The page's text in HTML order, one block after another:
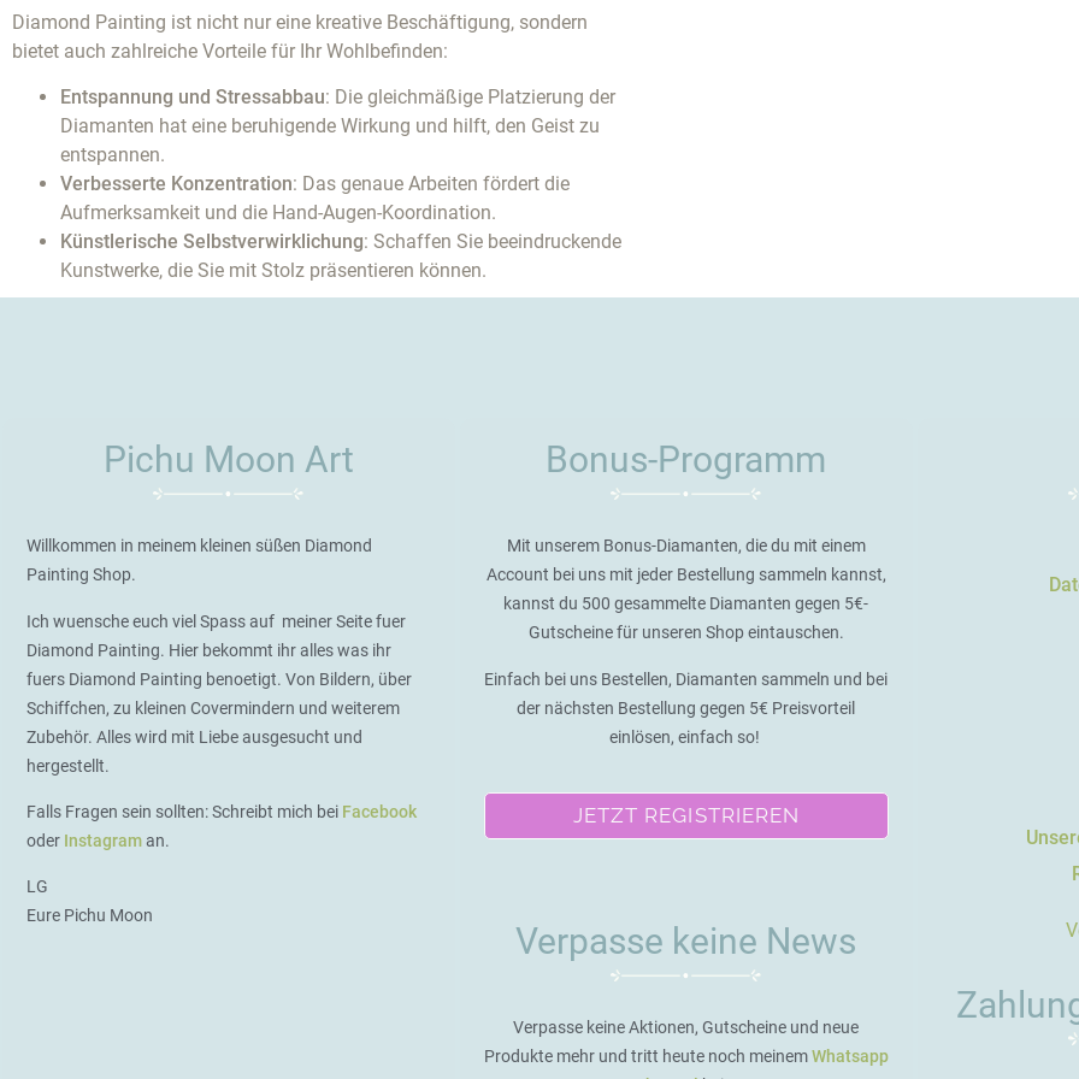
Diamond Painting ist nicht nur eine kreative Beschäftigung, sondern
bietet auch zahlreiche Vorteile für Ihr Wohlbefinden:
Entspannung und Stressabbau: Die gleichmäßige Platzierung der
Diamanten hat eine beruhigende Wirkung und hilft, den Geist zu
entspannen.
Verbesserte Konzentration: Das genaue Arbeiten fördert die
Aufmerksamkeit und die Hand-Augen-Koordination.
Künstlerische Selbstverwirklichung: Schaffen Sie beeindruckende
Kunstwerke, die Sie mit Stolz präsentieren können.
Pichu Moon Art
Willkommen in meinem kleinen süßen Diamond
Painting Shop.
Ich wuensche euch viel Spass auf meiner Seite fuer
Diamond Painting. Hier bekommt ihr alles was ihr
fuers Diamond Painting benoetigt. Von Bildern, über
Schiffchen, zu kleinen Covermindern und weiterem
Zubehör. Alles wird mit Liebe ausgesucht und
hergestellt.
Falls Fragen sein sollten: Schreibt mich bei Facebook
oder Instagraman.
LG
Eure Pichu Moon
Bonus-Programm
Mit unserem Bonus-Diamanten, die du mit einem
Account bei uns mit jeder Bestellung sammeln kannst,
kannst du 500 gesammelte Diamanten gegen 5€-
Gutscheine für unseren Shop eintauschen.
Einfach bei uns Bestellen, Diamanten sammeln und bei
der nächsten Bestellung gegen 5€ Preisvorteil
einlösen, einfach so!
JETZT REGISTRIEREN
Verpasse keine News
Verpasse keine Aktionen, Gutscheine und neue
Produkte mehr und tritt heute noch meinemWhatsapp